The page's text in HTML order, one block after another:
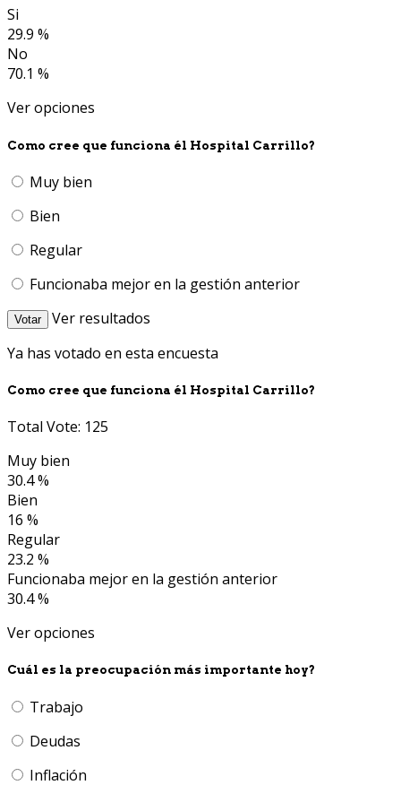
Si
29.9 %
No
70.1 %
Ver opciones
Como cree que funciona él Hospital Carrillo?
Muy bien
Bien
Regular
Funcionaba mejor en la gestión anterior
Votar
Ver resultados
Ya has votado en esta encuesta
Como cree que funciona él Hospital Carrillo?
Total Vote: 125
Muy bien
30.4 %
Bien
16 %
Regular
23.2 %
Funcionaba mejor en la gestión anterior
30.4 %
Ver opciones
Cuál es la preocupación más importante hoy?
Trabajo
Deudas
Inflación